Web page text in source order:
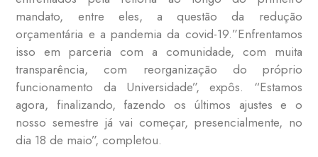
mandato, entre eles, a questão da redução
orçamentária e a pandemia da covid-19.”Enfrentamos
isso em parceria com a comunidade, com muita
transparência, com reorganização do próprio
funcionamento da Universidade”, expôs. “Estamos
agora, finalizando, fazendo os últimos ajustes e o
nosso semestre já vai começar, presencialmente, no
dia 18 de maio”, completou.